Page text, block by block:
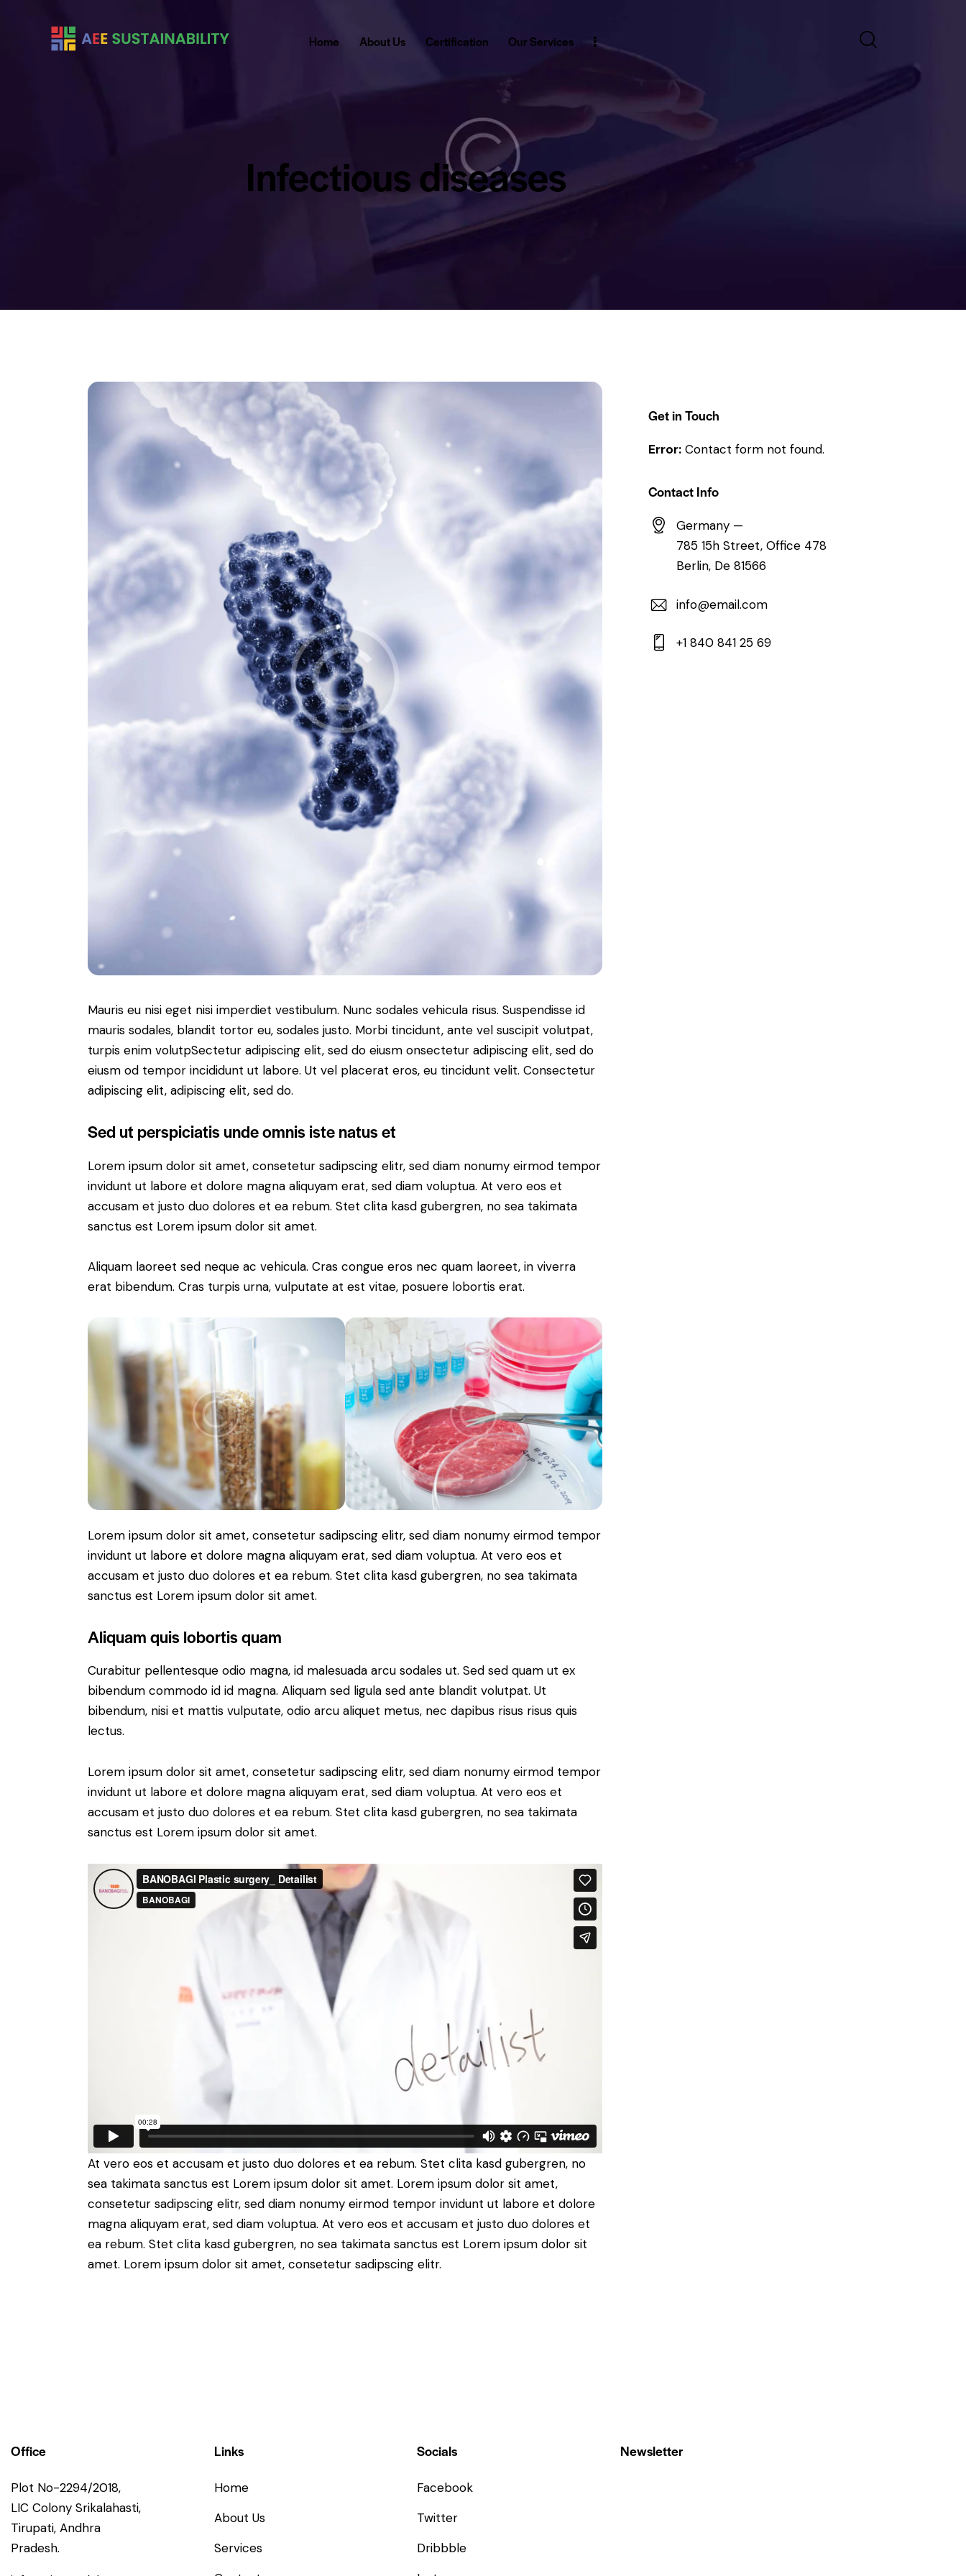
Home About Us Certification Our Services
Infectious diseases
Mauris eu nisi eget nisi imperdiet vestibulum. Nunc sodales vehicula risus. Suspendisse id
mauris sodales, blandit tortor eu, sodales justo. Morbi tincidunt, ante vel suscipit volutpat,
turpis enim volutpSectetur adipiscing elit, sed do eiusm onsectetur adipiscing elit, sed do
eiusm od tempor incididunt ut labore. Ut vel placerat eros, eu tincidunt velit. Consectetur
adipiscing elit, adipiscing elit, sed do.
Sed ut perspiciatis unde omnis iste natus et
Lorem ipsum dolor sit amet, consetetur sadipscing elitr, sed diam nonumy eirmod tempor
invidunt ut labore et dolore magna aliquyam erat, sed diam voluptua. At vero eos et
accusam et justo duo dolores et ea rebum. Stet clita kasd gubergren, no sea takimata
sanctus est Lorem ipsum dolor sit amet.
Aliquam laoreet sed neque ac vehicula. Cras congue eros nec quam laoreet, in viverra
erat bibendum. Cras turpis urna, vulputate at est vitae, posuere lobortis erat.
Lorem ipsum dolor sit amet, consetetur sadipscing elitr, sed diam nonumy eirmod tempor
invidunt ut labore et dolore magna aliquyam erat, sed diam voluptua. At vero eos et
accusam et justo duo dolores et ea rebum. Stet clita kasd gubergren, no sea takimata
sanctus est Lorem ipsum dolor sit amet.
Aliquam quis lobortis quam
Curabitur pellentesque odio magna, id malesuada arcu sodales ut. Sed sed quam ut ex
bibendum commodo id id magna. Aliquam sed ligula sed ante blandit volutpat. Ut
bibendum, nisi et mattis vulputate, odio arcu aliquet metus, nec dapibus risus risus quis
lectus.
Lorem ipsum dolor sit amet, consetetur sadipscing elitr, sed diam nonumy eirmod tempor
invidunt ut labore et dolore magna aliquyam erat, sed diam voluptua. At vero eos et
accusam et justo duo dolores et ea rebum. Stet clita kasd gubergren, no sea takimata
sanctus est Lorem ipsum dolor sit amet.
At vero eos et accusam et justo duo dolores et ea rebum. Stet clita kasd gubergren, no
sea takimata sanctus est Lorem ipsum dolor sit amet. Lorem ipsum dolor sit amet,
consetetur sadipscing elitr, sed diam nonumy eirmod tempor invidunt ut labore et dolore
magna aliquyam erat, sed diam voluptua. At vero eos et accusam et justo duo dolores et
ea rebum. Stet clita kasd gubergren, no sea takimata sanctus est Lorem ipsum dolor sit
amet. Lorem ipsum dolor sit amet, consetetur sadipscing elitr.
Get in Touch
Error: Contact form not found.
Contact Info
Germany —
785 15h Street, Office 478
Berlin, De 81566
info@email.com
+1 840 841 25 69
Office
Plot No-2294/2018,
LIC Colony Srikalahasti,
Tirupati, Andhra
Pradesh.
Links
Home
About Us
Services
Socials
Facebook
Twitter
Dribbble
Newsletter